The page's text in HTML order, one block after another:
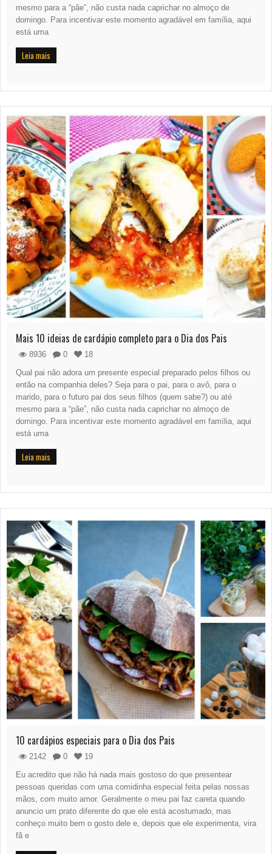
mesmo para a “pãe”, não custa nada caprichar no almoço de
domingo. Para incentivar este momento agradável em família, aqui
está uma
Leia mais
Mais 10 ideias de cardápio completo para o Dia dos Pais
8936 0
18
Qual pai não adora um presente especial preparado pelos filhos ou
então na companhia deles? Seja para o pai, para o avô, para o
marido, para o futuro pai dos seus filhos (quem sabe?) ou até
mesmo para a “pãe”, não custa nada caprichar no almoço de
domingo. Para incentivar este momento agradável em família, aqui
está uma
Leia mais
10 cardápios especiais para o Dia dos Pais
2142 0
19
Eu acredito que não há nada mais gostoso do que presentear
pessoas queridas com uma comidinha especial feita pelas nossas
mãos, com muito amor. Geralmente o meu pai faz careta quando
anuncio um prato diferente do que ele está acostumado, mas
conheço muito bem o gosto dele e, depois que ele experimenta, vira
fã e